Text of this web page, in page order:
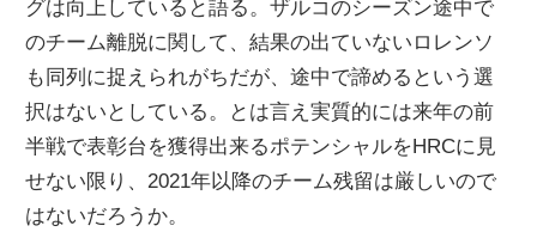
ク
ニ
ュ
グは向上していると語る。ザルコのシーズン途中で
のチーム離脱に関して、結果の出ていないロレンソ
も同列に捉えられがちだが、途中で諦めるという選
択はないとしている。とは言え実質的には来年の前
半戦で表彰台を獲得出来るポテンシャルをHRCに見
せない限り、2021年以降のチーム残留は厳しいので
はないだろうか。